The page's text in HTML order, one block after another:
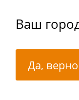
Ваш
Да, верно